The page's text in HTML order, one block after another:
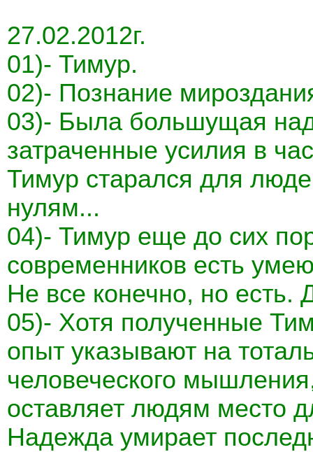
27.02.2012г.
01)- Тимур.
02)- Познание
03)- Была большущая
затраченные усилия в
Тимур старался для
нулям...
04)- Тимур еще до сих
современников есть
Не все конечно, но
05)- Хотя полученные
опыт указывают на
человеческого
оставляет людям место
Надежда умирает